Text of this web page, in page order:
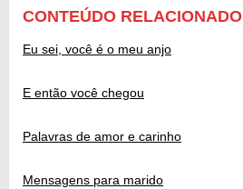
CONTEÚDO RELACIONADO
Eu sei, você é o meu anjo
E então você chegou
Palavras de amor e carinho
Mensagens para marido